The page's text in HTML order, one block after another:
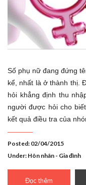
Số phụ nữ đang đứng
kể, nhất là ở thành thị.
hỏi khẳng định thu
người được hỏi cho
kết quả điều tra của
Posted: 02/04/2015
Under: Hôn nhân - Gia đình
Đọc thêm